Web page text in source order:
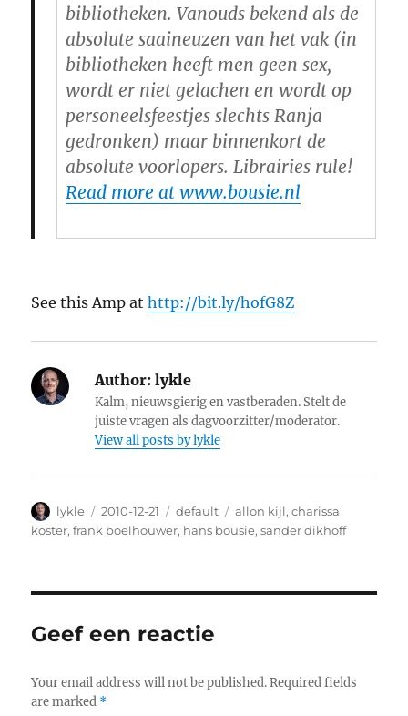
bibliotheken. Vanouds bekend als de
absolute saaineuzen van het vak (in
bibliotheken heeft men geen sex,
wordt er niet gelachen en wordt op
personeelsfeestjes slechts Ranja
gedronken) maar binnenkort de
absolute voorlopers. Librairies rule!
Read more at www.bousie.nl
See this Amp athttp://bit.ly/hofG8Z
Author: lykle
Kalm, nieuwsgierig en vastberaden. Stelt de
juiste vragen als dagvoorzitter/moderator.
View all posts by lykle
Author
lykle
Posted
on
2010-12-21 Categories
default Tags
allon kijl,charissa
koster,frank boelhouwer, hans bousie,sander dikhoff
Geef een reactie
Your email address will not be published. Required fields
are marked *